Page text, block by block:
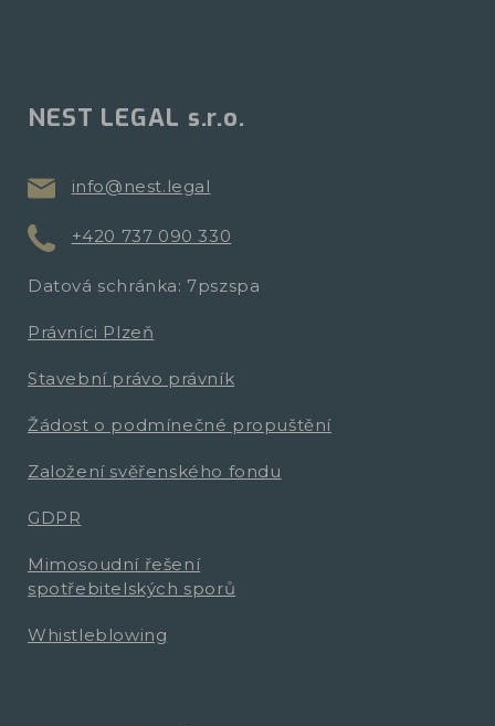
NEST LEGAL s.r.o.
info@nest.legal
+420 737 090 330
Datová schránka: 7pszspa
Právníci Plzeň
Stavební právo právník
Žádost o podmínečné propuštění
Založení svěřenského fondu
GDPR
Mimosoudní řešení
spotřebitelských sporů
Whistleblowing